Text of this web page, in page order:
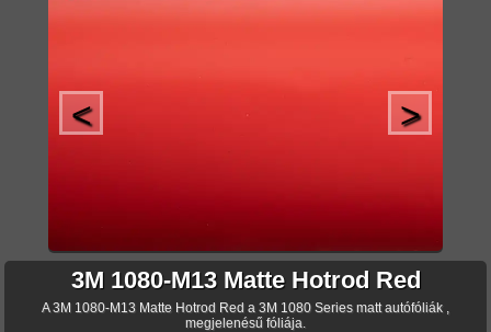
< >
3M 1080-M13 Matte Hotrod Red
A 3M 1080-M13 Matte Hotrod Red a 3M 1080 Series matt autófóliák ,
megjelenésű fóliája.